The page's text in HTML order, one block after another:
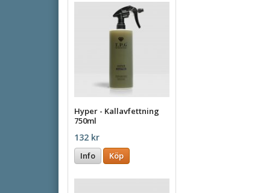
Hyper - Kallavfettning
750ml
132 kr
Info Köp